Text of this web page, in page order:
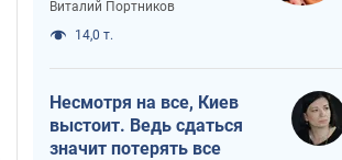
Виталий Портников
14,0 т.
Несмотря на все, Киев
выстоит. Ведь сдаться
значит потерять все